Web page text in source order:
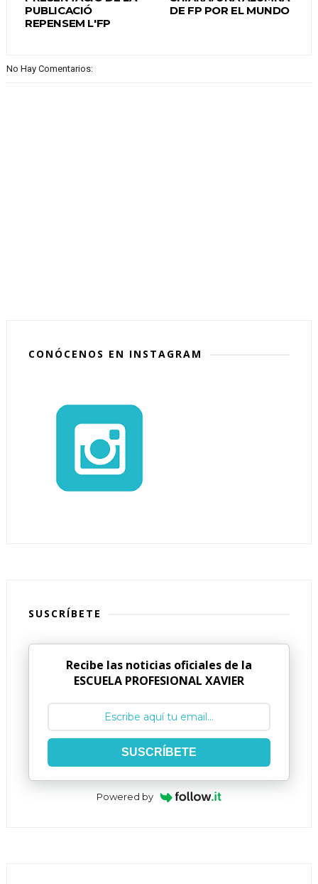
DE FP POR EL MUNDO
PUBLICACIÓ
REPENSEM L'FP
No Hay Comentarios:
CONÓCENOS EN INSTAGRAM
SUSCRÍBETE
Recibe las noticias oficiales de la
ESCUELA PROFESIONAL XAVIER
SUSCRÍBETE
Powered by